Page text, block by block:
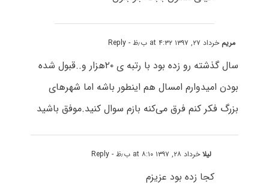
مریم خرداد ۲۷, ۱۳۹۷ at ۴:۳۲ ب٫ظ - Reply
سال گذشته رو زده بود با رتبه ی ۲۰هزار و..قبول شده
بودن امیدوارم امسال هم اینطور باشه اما شهرهای
بزرگ فکر کنم فرق می‌کنه بازم سوال کنید.موفق باشید
لیلاخرداد ۲۸, ۱۳۹۷ at ۸:۱۰ ب٫ظ - Reply
کجا زده بود عزیزم